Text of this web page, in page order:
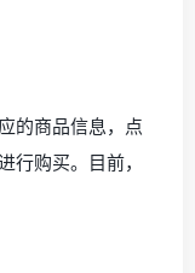
的商品信息，点
行购买。目前，